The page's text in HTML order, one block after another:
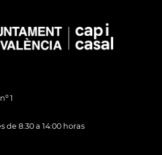
1
de 8:30 a 14:00 horas